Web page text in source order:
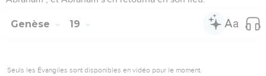
Genèse 19
Seuls les Évangiles sont disponibles en vidéo pour le moment.